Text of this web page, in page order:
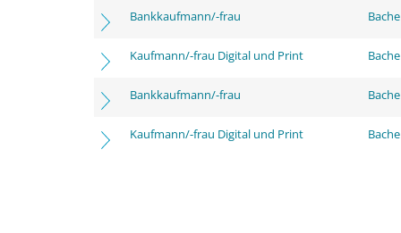
Bankkaufmann/-frau
Kaufmann/-frau Digital und Print
Bankkaufmann/-frau
Kaufmann/-frau Digital und Print